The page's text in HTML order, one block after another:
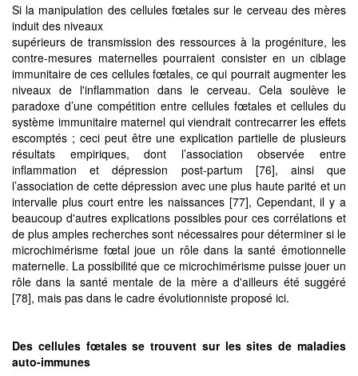
Si la manipulation des cellules fœtales sur le cerveau des mères
induit des niveaux
supérieurs de transmission des ressources à la progéniture, les
contre-mesures maternelles pourraient consister en un ciblage
immunitaire de ces cellules fœtales, ce qui pourrait augmenter les
niveaux de l'inflammation dans le cerveau. Cela soulève le
paradoxe d’une compétition entre cellules fœtales et cellules du
système immunitaire maternel qui viendrait contrecarrer les effets
escomptés ; ceci peut être une explication partielle de plusieurs
résultats empiriques, dont l’association observée entre
inflammation et dépression post-partum [76], ainsi que
l’association de cette dépression avec une plus haute parité et un
intervalle plus court entre les naissances [77], Cependant, il y a
beaucoup d'autres explications possibles pour ces corrélations et
de plus amples recherches sont nécessaires pour déterminer si le
microchimérisme fœtal joue un rôle dans la santé émotionnelle
maternelle. La possibilité que ce microchimérisme puisse jouer un
rôle dans la santé mentale de la mère a d'ailleurs été suggéré
[78], mais pas dans le cadre évolutionniste proposé ici.
Des cellules fœtalesse trouvent sur les sites de maladies
auto-immunes